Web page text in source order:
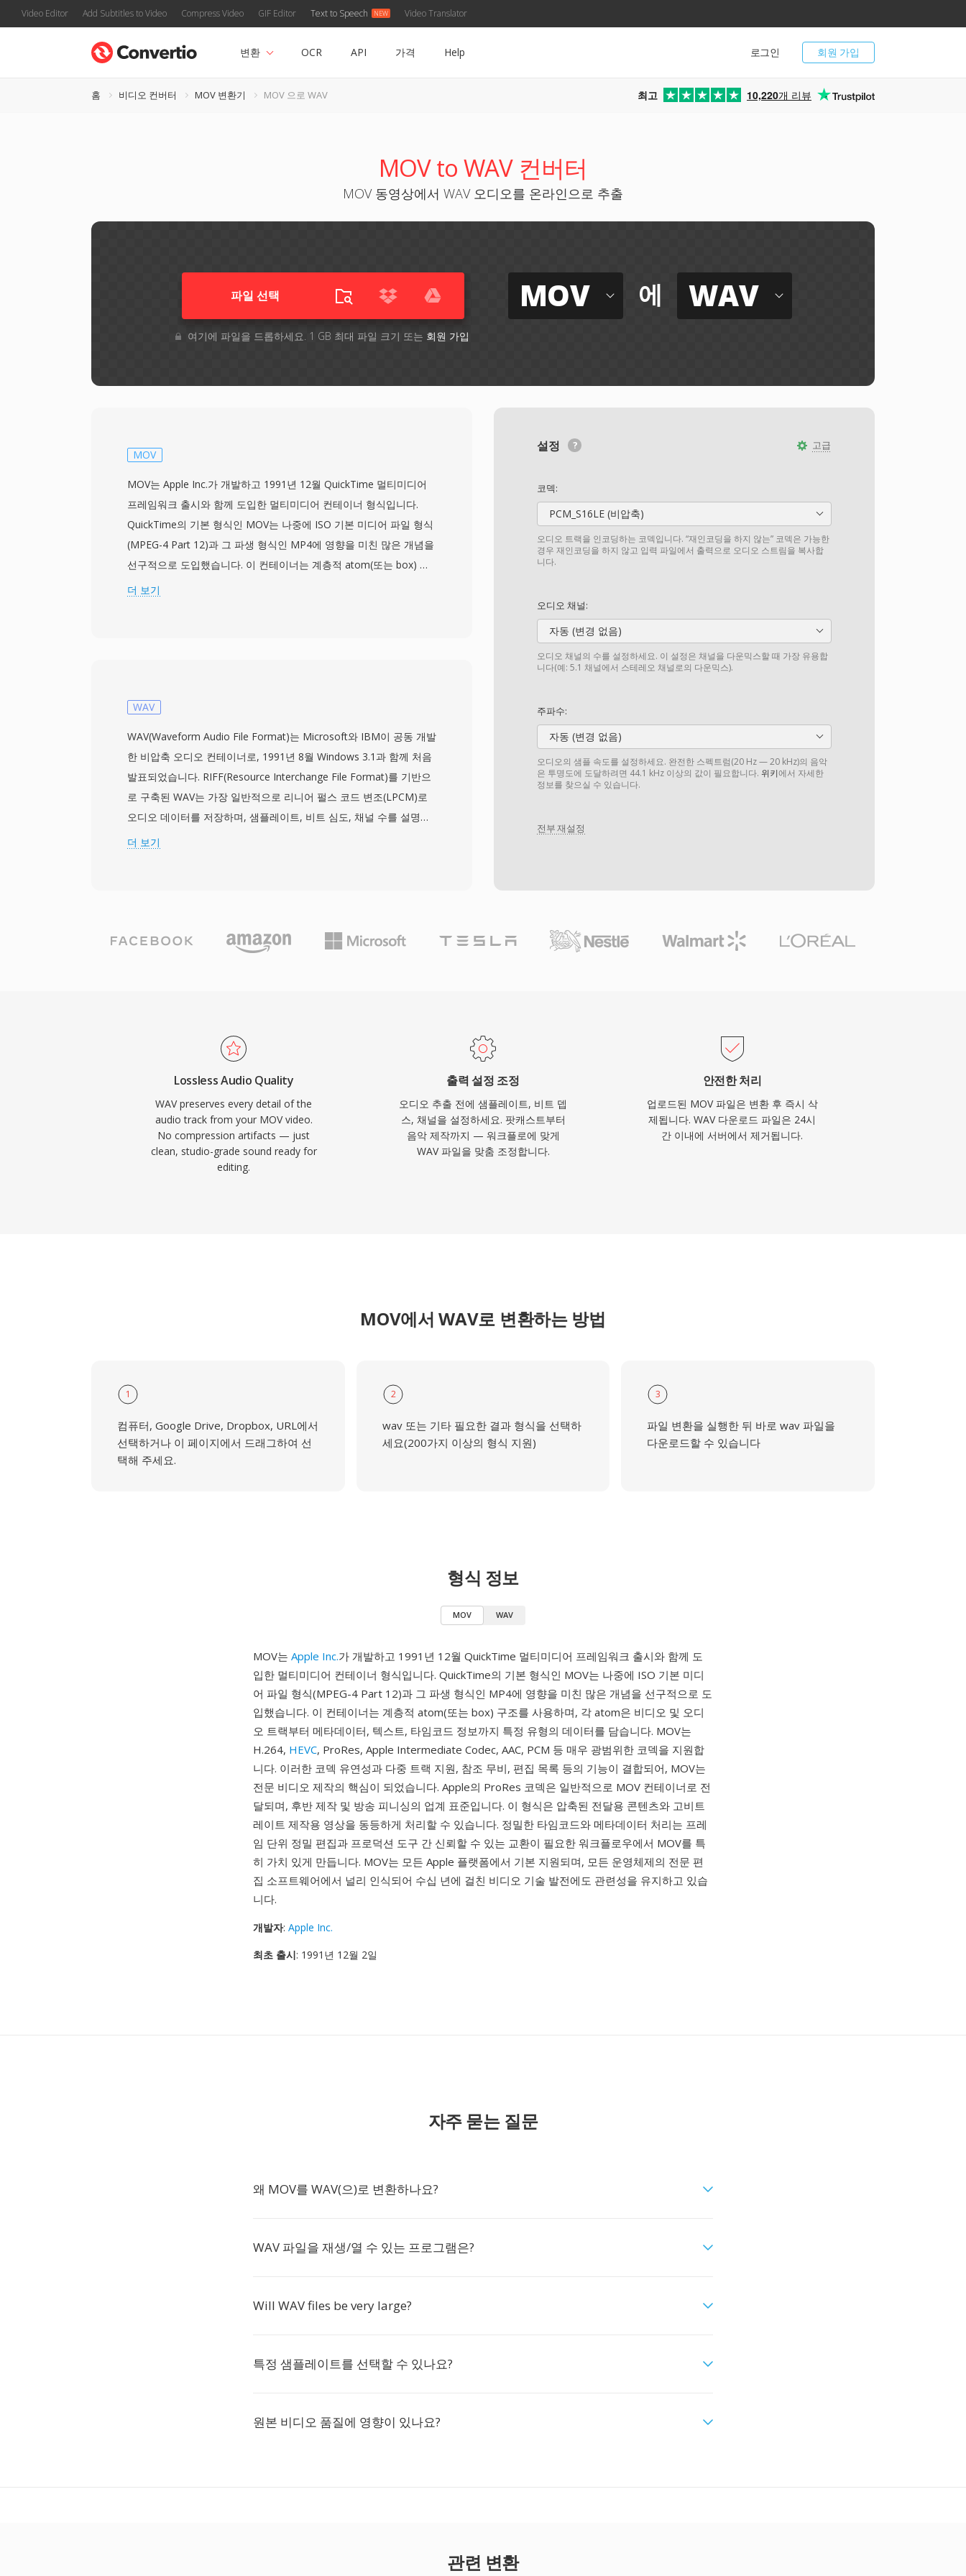
Video Editor Add Subtitles to Video Compress Video GIF Editor Text to Speech Video Translator
회원 가입
로그인
변환 OCR API 가격 Help
홈 비디오 컨버터 MOV 변환기 MOV 으로 WAV 최고 10,220개 리뷰
MOV to WAV 컨버터
MOV 동영상에서 WAV 오디오를 온라인으로 추출
파일 선택
여기에 파일을 드롭하세요. 1 GB 최대 파일 크기 또는 회원 가입
MOV 에 WAV
고급
설정
코덱:
PCM_S16LE (비압축)
오디오 트랙을 인코딩하는 코덱입니다. “재인코딩을 하지 않는” 코덱은 가능한
경우 재인코딩을 하지 않고 입력 파일에서 출력으로 오디오 스트림을 복사합
니다.
오디오 채널:
자동 (변경 없음)
오디오 채널의 수를 설정하세요. 이 설정은 채널을 다운믹스할 때 가장 유용합
니다(예: 5.1 채널에서 스테레오 채널로의 다운믹스).
주파수:
자동 (변경 없음)
오디오의 샘플 속도를 설정하세요. 완전한 스펙트럼(20 Hz — 20 kHz)의 음악
은 투명도에 도달하려면 44.1 kHz 이상의 값이 필요합니다. 위키에서 자세한
정보를 찾으실 수 있습니다.
전부 재설정
MOV
MOV는 Apple Inc.가 개발하고 1991년 12월 QuickTime 멀티미디어
프레임워크 출시와 함께 도입한 멀티미디어 컨테이너 형식입니다.
QuickTime의 기본 형식인 MOV는 나중에 ISO 기본 미디어 파일 형식
(MPEG-4 Part 12)과 그 파생 형식인 MP4에 영향을 미친 많은 개념을
선구적으로 도입했습니다. 이 컨테이너는 계층적 atom(또는 box) 구
조를 사용하며, 각 atom은 비디오 및 오디오 트랙부터 메타데이터, 텍
컨테이너로 전달되며, 후반 제작 및 방송 피니싱의 업계 표준입니다.
하게 처리할 수 있습니다. 정밀한 타임코드와 메타데이터 처리는 프레
임 단위 정밀 편집과 프로덕션 도구 간 신뢰할 수 있는 교환이 필요한
워크플로우에서 MOV를 특히 가치 있게 만듭니다. MOV는 모든 Apple
플랫폼에서 기본 지원되며, 모든 운영체제의 전문 편집 소프트웨어에
서 널리 인식되어 수십 년에 걸친 비디오 기술 발전에도 관련성을 유
지하고 있습니다.
더 보기
WAV
WAV(Waveform Audio File Format)는 Microsoft와 IBM이 공동 개발
한 비압축 오디오 컨테이너로, 1991년 8월 Windows 3.1과 함께 처음
발표되었습니다. RIFF(Resource Interchange File Format)를 기반으
로 구축된 WAV는 가장 일반적으로 리니어 펄스 코드 변조(LPCM)로
오디오 데이터를 저장하며, 샘플레이트, 비트 심도, 채널 수를 설명하
는 메타데이터도 함께 담습니다. 이 직관적인 구조 덕분에 WAV는
32비트 부동소수점 샘플이 일상적으로 사용됩니다. 주요 장점은 무손
실 충실도입니다: 표준 WAV는 압축을 적용하지 않으므로 저장된 데이
요 절충점은 파일 크기로 — CD 품질 스테레오 1분이 약 10 MB를 차
지 — 그리고 32비트 RIFF 구조가 4 GB 제한을 부과하지만, RF64가
이 한계를 없앱니다.
더 보기
Lossless Audio Quality
WAV preserves every detail of the
audio track from your MOV video.
No compression artifacts — just
clean, studio-grade sound ready for
editing.
출력 설정 조정
오디오 추출 전에 샘플레이트, 비트 뎁
스, 채널을 설정하세요. 팟캐스트부터
음악 제작까지 — 워크플로에 맞게
WAV 파일을 맞춤 조정합니다.
안전한 처리
업로드된 MOV 파일은 변환 후 즉시 삭
제됩니다. WAV 다운로드 파일은 24시
간 이내에 서버에서 제거됩니다.
MOV에서 WAV로 변환하는 방법
1
컴퓨터, Google Drive, Dropbox, URL에서
선택하거나 이 페이지에서 드래그하여 선
택해 주세요.
2
wav 또는 기타 필요한 결과 형식을 선택하
세요(200가지 이상의 형식 지원)
3
파일 변환을 실행한 뒤 바로 wav 파일을
다운로드할 수 있습니다
형식 정보
MOV WAV
MOV는 Apple Inc.가 개발하고 1991년 12월 QuickTime 멀티미디어 프레임워크 출시와 함께 도
입한 멀티미디어 컨테이너 형식입니다. QuickTime의 기본 형식인 MOV는 나중에 ISO 기본 미디
어 파일 형식(MPEG-4 Part 12)과 그 파생 형식인 MP4에 영향을 미친 많은 개념을 선구적으로 도
입했습니다. 이 컨테이너는 계층적 atom(또는 box) 구조를 사용하며, 각 atom은 비디오 및 오디
오 트랙부터 메타데이터, 텍스트, 타임코드 정보까지 특정 유형의 데이터를 담습니다. MOV는
H.264, HEVC, ProRes, Apple Intermediate Codec, AAC, PCM 등 매우 광범위한 코덱을 지원합
니다. 이러한 코덱 유연성과 다중 트랙 지원, 참조 무비, 편집 목록 등의 기능이 결합되어, MOV는
전문 비디오 제작의 핵심이 되었습니다. Apple의 ProRes 코덱은 일반적으로 MOV 컨테이너로 전
달되며, 후반 제작 및 방송 피니싱의 업계 표준입니다. 이 형식은 압축된 전달용 콘텐츠와 고비트
레이트 제작용 영상을 동등하게 처리할 수 있습니다. 정밀한 타임코드와 메타데이터 처리는 프레
임 단위 정밀 편집과 프로덕션 도구 간 신뢰할 수 있는 교환이 필요한 워크플로우에서 MOV를 특
히 가치 있게 만듭니다. MOV는 모든 Apple 플랫폼에서 기본 지원되며, 모든 운영체제의 전문 편
집 소프트웨어에서 널리 인식되어 수십 년에 걸친 비디오 기술 발전에도 관련성을 유지하고 있습
니다.
개발자: Apple Inc.
최초 출시: 1991년 12월 2일
자주 묻는 질문
왜 MOV를 WAV(으)로 변환하나요?
WAV 파일을 재생/열 수 있는 프로그램은?
Will WAV files be very large?
특정 샘플레이트를 선택할 수 있나요?
원본 비디오 품질에 영향이 있나요?
관련 변환